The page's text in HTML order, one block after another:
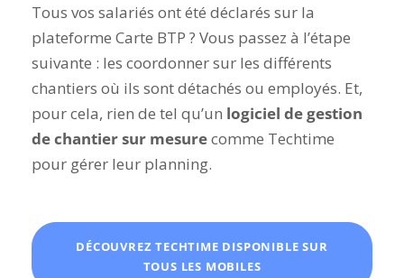
Tous vos salariés ont été déclarés sur la
plateforme Carte BTP ? Vous passez à l’étape
suivante : les coordonner sur les différents
chantiers où ils sont détachés ou employés. Et,
pour cela, rien de tel qu’un logiciel de gestion
de chantier sur mesurecomme Techtime
pour gérer leur planning.
DÉCOUVREZ TECHTIME DISPONIBLE SUR
TOUS LES MOBILES